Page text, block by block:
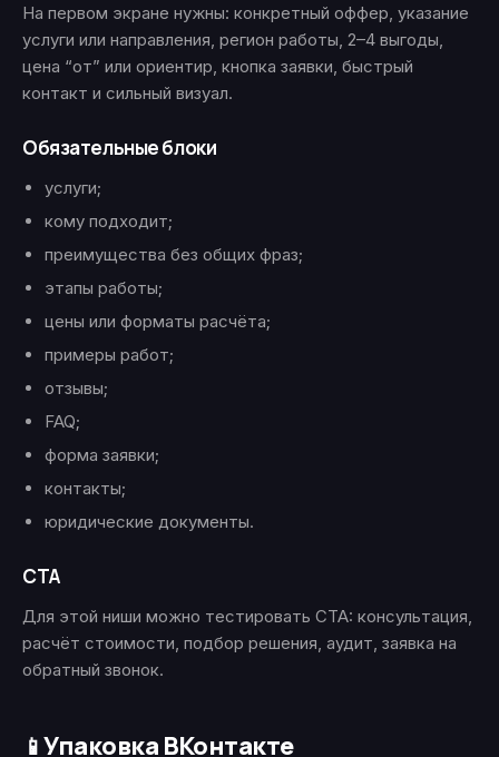
На первом экране нужны: конкретный оффер, указание
услуги или направления, регион работы, 2–4 выгоды,
цена “от” или ориентир, кнопка заявки, быстрый
контакт и сильный визуал.
Обязательные блоки
услуги;
кому подходит;
преимущества без общих фраз;
этапы работы;
цены или форматы расчёта;
примеры работ;
отзывы;
FAQ;
форма заявки;
контакты;
юридические документы.
CTA
Для этой ниши можно тестировать CTA: консультация,
расчёт стоимости, подбор решения, аудит, заявка на
обратный звонок.
📱Упаковка ВКонтакте